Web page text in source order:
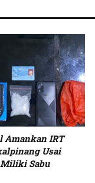
Amankan IRT
Usai
Sabu